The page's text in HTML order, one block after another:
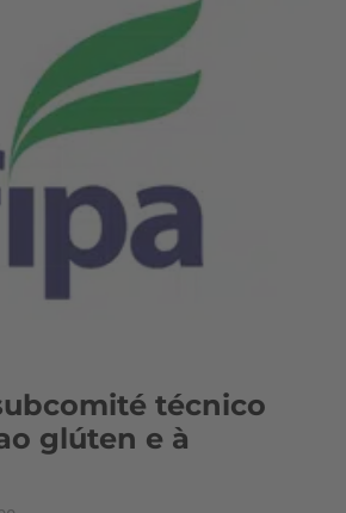
técnico
glúten e à